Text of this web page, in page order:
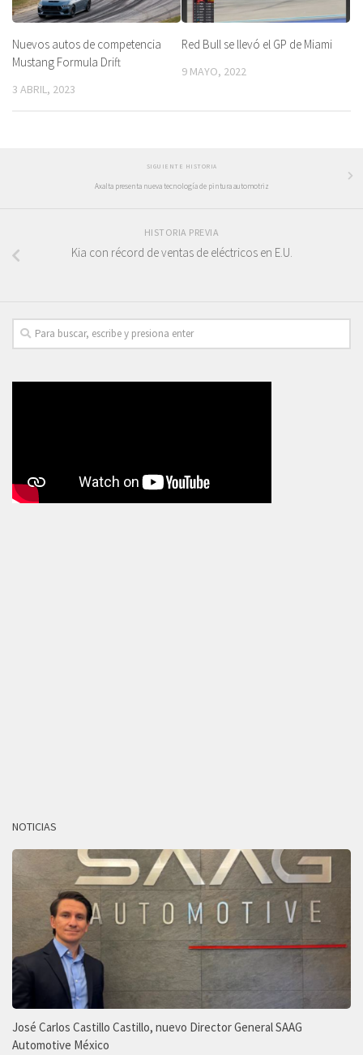
Nuevos autos de competencia
Mustang Formula Drift
3 ABRIL, 2023
Red Bull se llevó el GP de Miami
9 MAYO, 2022
SIGUIENTE HISTORIA
Axalta presenta nueva tecnología de pintura automotriz
HISTORIA PREVIA
Kia con récord de ventas de eléctricos en E.U.
NOTICIAS
José Carlos Castillo Castillo, nuevo Director General SAAG
Automotive México